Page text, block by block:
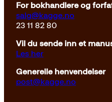
For bokhandlere og
salg@kagge.no
23 11 82 80
Vil du sende inn et
Les her
Generelle henvendelser
post@kagge.no